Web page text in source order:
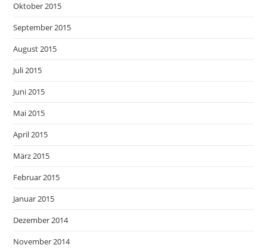
Oktober 2015
September 2015
August 2015
Juli 2015
Juni 2015
Mai 2015
April 2015
März 2015
Februar 2015
Januar 2015
Dezember 2014
November 2014